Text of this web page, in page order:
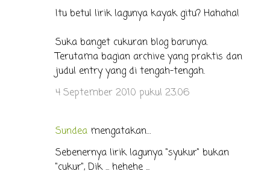
Itu betul lirik lagunya kayak gitu? Hahaha!
Suka banget cukuran blog barunya.
Terutama bagian archive yang praktis dan
judul entry yang di tengah-tengah.
4 September 2010 pukul 23.06
Sundea mengatakan…
Sebenernya lirik lagunya "syukur" bukan
"cukur", Dik ... hehehe ...